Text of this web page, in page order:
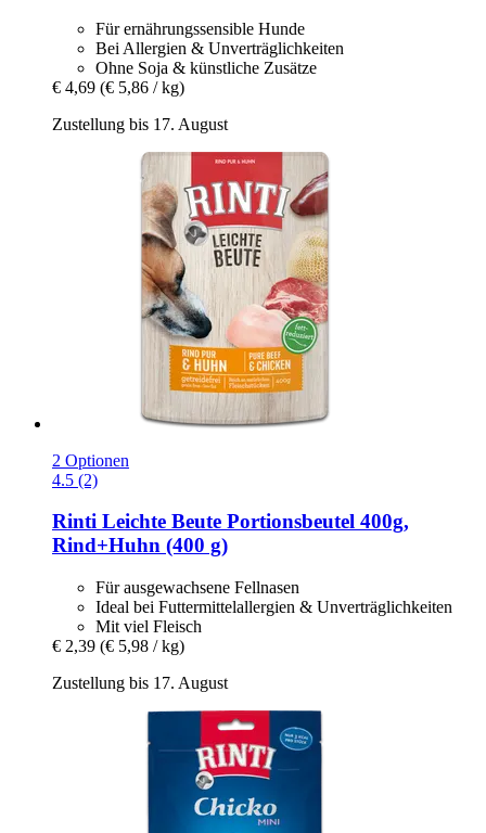
Für ernährungssensible Hunde
Bei Allergien & Unverträglichkeiten
Ohne Soja & künstliche Zusätze
€ 4,69 (€ 5,86 / kg)
Zustellung bis 17. August
2 Optionen
4.5 (2)
Rinti Leichte Beute Portionsbeutel 400g,
Rind+Huhn (400 g)
Für ausgewachsene Fellnasen
Ideal bei Futtermittelallergien & Unverträglichkeiten
Mit viel Fleisch
€ 2,39 (€ 5,98 / kg)
Zustellung bis 17. August